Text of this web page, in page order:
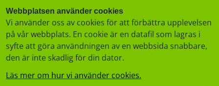
Webbplatsen använder cookies
Vi använder oss av cookies för att förbättra upplevelsen
på vår webbplats. En cookie är en datafil som lagras i
syfte att göra användningen av en webbsida snabbare,
den är inte skadlig för din dator.
Läs mer om hur vi använder cookies.